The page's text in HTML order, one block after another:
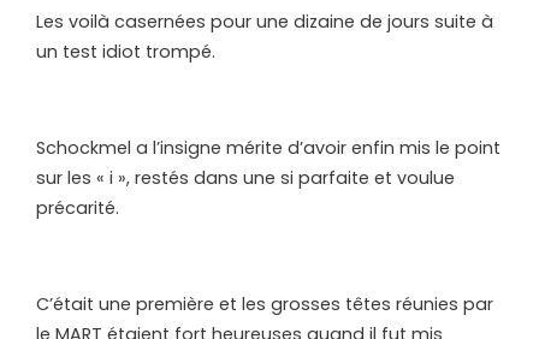
Les voilà casernées pour une dizaine de jours suite à
un test idiot trompé.
Schockmel a l’insigne mérite d’avoir enfin mis le point
sur les « i », restés dans une si parfaite et voulue
précarité.
C’était une première et les grosses têtes réunies par
le MART étaient fort heureuses quand il fut mis